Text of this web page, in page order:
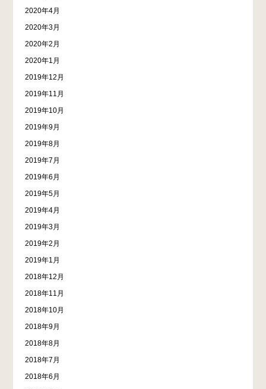
2020年4月
2020年3月
2020年2月
2020年1月
2019年12月
2019年11月
2019年10月
2019年9月
2019年8月
2019年7月
2019年6月
2019年5月
2019年4月
2019年3月
2019年2月
2019年1月
2018年12月
2018年11月
2018年10月
2018年9月
2018年8月
2018年7月
2018年6月